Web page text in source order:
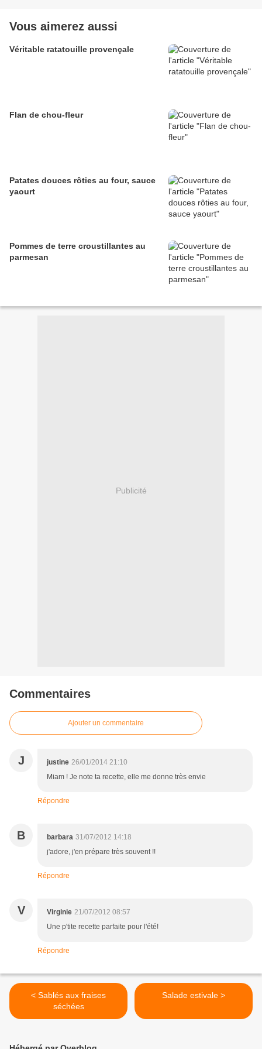
Vous aimerez aussi
Véritable ratatouille provençale
Flan de chou-fleur
Patates douces rôties au four, sauce
yaourt
Pommes de terre croustillantes au
parmesan
Publicité
Commentaires
Ajouter un commentaire
J justine 26/01/2014 21:10
Miam ! Je note ta recette, elle me donne très envie
Répondre
B barbara 31/07/2012 14:18
j'adore, j'en prépare très souvent !!
Répondre
V Virginie 21/07/2012 08:57
Une p'tite recette parfaite pour l'été!
Répondre
< Sablés aux fraises
séchées
Salade estivale >